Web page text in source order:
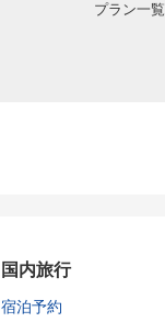
プラン一覧
国内旅行
宿泊予約